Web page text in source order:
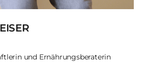
und Ernährungsberaterin